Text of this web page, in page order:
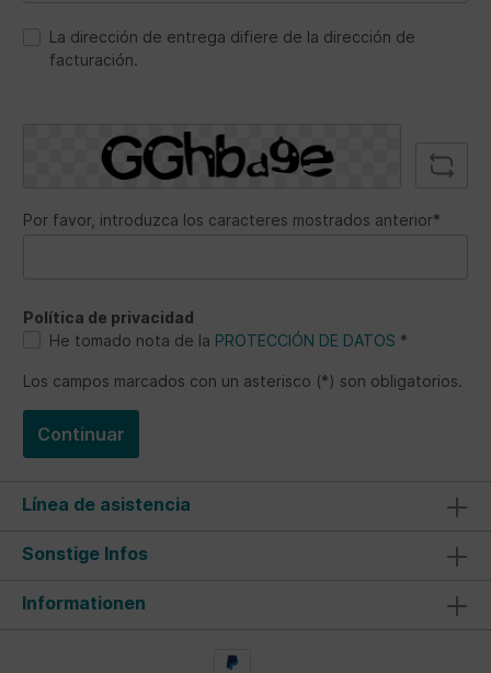
La dirección de entrega difiere de la dirección de
facturación.
Por favor, introduzca los caracteres mostrados anterior*
Política de privacidad
He tomado nota de la PROTECCIÓN DE DATOS *
Los campos marcados con un asterisco (*) son obligatorios.
Continuar
Línea de asistencia
Sonstige Infos
Informationen